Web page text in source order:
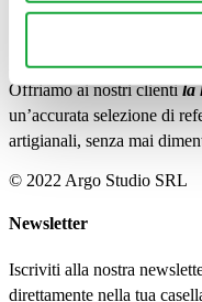
I Supermercati Extra
Offriamo ai nostri clientila
un’accurata selezione di
artigianali, senza mai
© 2022 Argo Studio SRL
Newsletter
Iscriviti alla nostra
direttamente nella tua